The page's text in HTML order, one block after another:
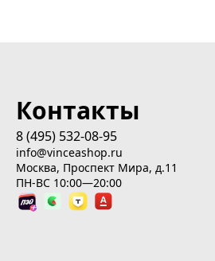
Контакты
8 (495) 532-08-95
info@vinceashop.ru
Москва, Проспект Мира, д.11
ПН-ВС 10:00—20:00